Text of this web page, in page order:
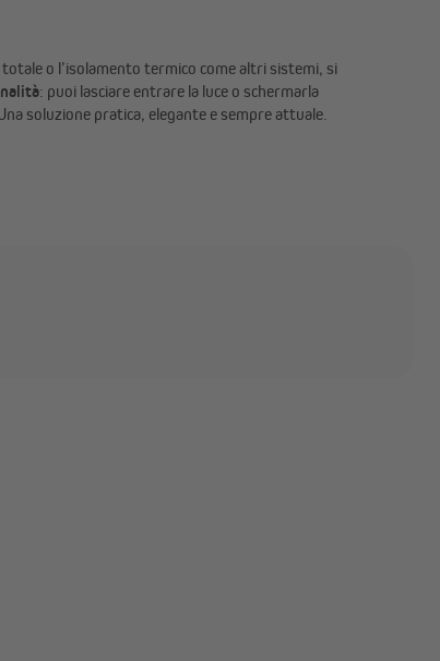
o l’isolamento termico come altri sistemi, si
: puoi lasciare entrare la luce o schermarla
soluzione pratica, elegante e sempre attuale.